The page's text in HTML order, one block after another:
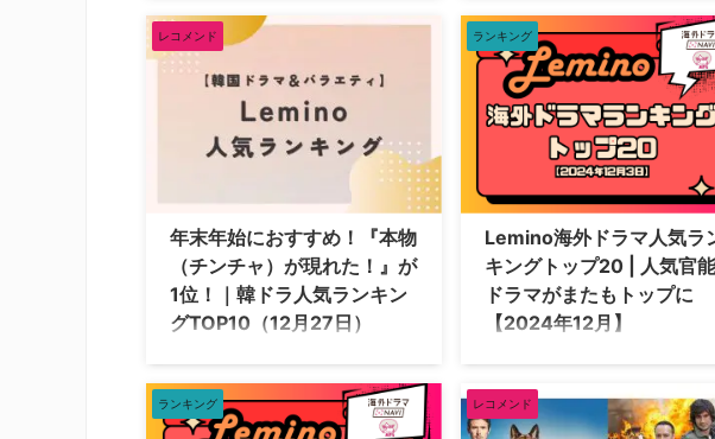
アメリカで制作された作品を4作ピッ
クアップして紹介する。 『THE FALL
警視ステラ・ギブソン』シーズン1～3
舞台は北アイルランドの首都・ベルフ
ァスト。女性を狙った連続殺人事件を
巡り、ロンドン警視庁の敏腕警視と連
続殺人鬼の手に汗握る攻防戦を描く。
作中で犯人を推理させる従来のクライ
誰か明らかにされるのが本作の特徴。
追う者と追われる者、二者を対等な主
人公とし、それ …
をご紹介。 海外ドラマ人気ランキン
トップ20【2025年1月8日】 2025年1
月8日（水）時点で、Leminoで人気
海外ドラマランキングトップ20は以
の通り。 THE FALL 警視ステラ・ギ
ソン ロンドン警視庁犯罪ファイル
THE FALL 警視ステラ・ギブソン シー
ズン3 THE FALL 警視ステラ・ギブ
ン シーズン2 ちょい悪3つ星シェフた
ちの爆笑旅 エマニエル夫人 警部ジョ
ージ・ジェントリー Mother ちょ …
レコメンド
年末年始におすすめ！『本物
（チンチャ）が現れた！』が
1位！｜韓ドラ人気ランキン
グTOP10（12月27日）
ランキング形式で紹介！ 順位は公式
ページのランキングより、2024年12月
ランキング
Lemino海外ドラマ人気ラ
キングトップ20 | 人気官能
ドラマがまたもトップに
【2024年12月】
をご紹介。 海外ドラマ人気ランキ
トップ20【2024年12月3日】 2024
ランキング レコメンド